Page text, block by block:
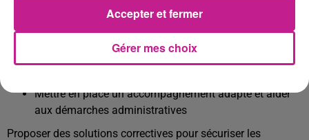
Gérer les départs des locataires en place et suivre les
tableaux de relogement
⚠️ Gestion des situations sensibles
Mettre en place un accompagnement adapté et aider
aux démarches administratives
Proposer des solutions correctives pour sécuriser les
Gérer mes choix
Accepter et fermer